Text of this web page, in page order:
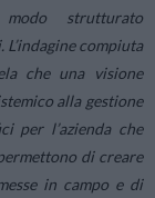
strutturato
compiuta
che una visione
alla gestione
per l’azienda che
di creare
in campo e di